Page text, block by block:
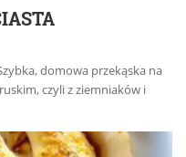
domowa przekąska na
czyli z ziemniaków i